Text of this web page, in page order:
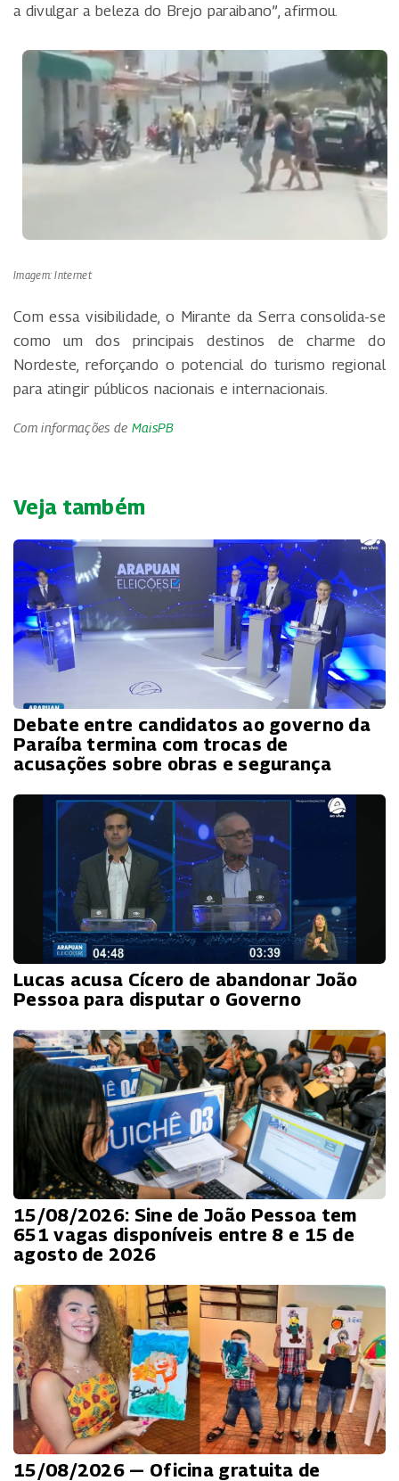
a divulgar a beleza do Brejo paraibano”, afirmou.
Imagem: Internet
Com essa visibilidade, o Mirante da Serra consolida-se
como um dos principais destinos de charme do
Nordeste, reforçando o potencial do turismo regional
para atingir públicos nacionais e internacionais.
Com informações de MaisPB
Veja também
Debate entre candidatos ao governo da
Paraíba termina com trocas de
acusações sobre obras e segurança
Lucas acusa Cícero de abandonar João
Pessoa para disputar o Governo
15/08/2026: Sine de João Pessoa tem
651 vagas disponíveis entre 8 e 15 de
agosto de 2026
15/08/2026 — Oficina gratuita de